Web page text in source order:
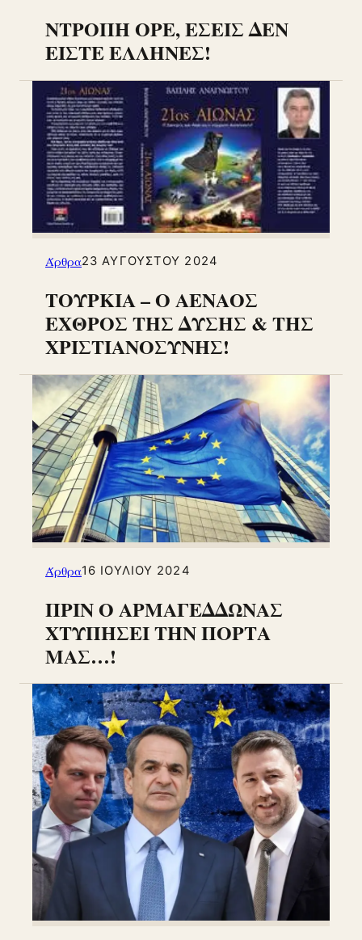
ΝΤΡΟΠΗ ΟΡΕ, ΕΣΕΙΣ ΔΕΝ
ΕΙΣΤΕ ΕΛΛΗΝΕΣ!
Άρθρα23 ΑΥΓΟΎΣΤΟΥ 2024
ΤΟΥΡΚΙΑ – Ο ΑΕΝΑΟΣ
ΕΧΘΡΟΣ ΤΗΣ ΔΥΣΗΣ & ΤΗΣ
ΧΡΙΣΤΙΑΝΟΣΥΝΗΣ!
Άρθρα16 ΙΟΥΛΊΟΥ 2024
ΠΡΙΝ Ο ΑΡΜΑΓΕΔΔΩΝΑΣ
ΧΤΥΠΗΣΕΙ ΤΗΝ ΠΟΡΤΑ
ΜΑΣ…!